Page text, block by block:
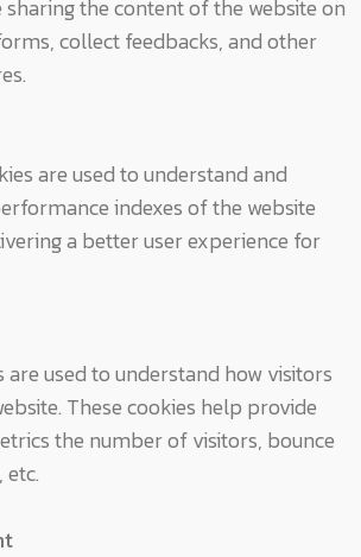
the content of the website on
collect feedbacks, and other
are used to understand and
indexes of the website
a better user experience for
used to understand how visitors
These cookies help provide
the number of visitors, bounce
etc.